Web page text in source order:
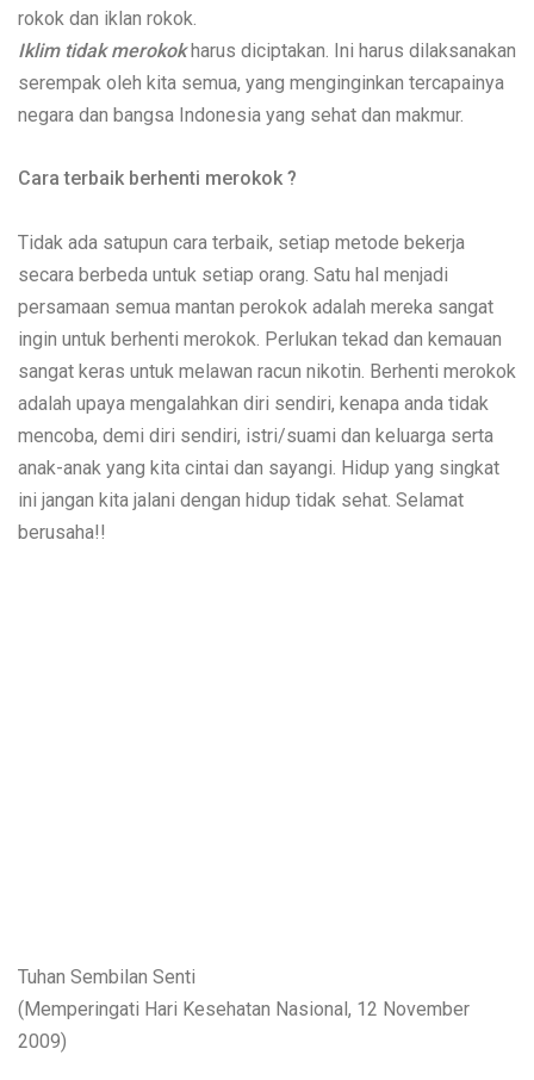
rokok dan iklan rokok.
Iklim tidak merokokharus diciptakan. Ini harus dilaksanakan
serempak oleh kita semua, yang menginginkan tercapainya
negara dan bangsa Indonesia yang sehat dan makmur.
Cara terbaik berhenti merokok ?
Tidak ada satupun cara terbaik, setiap metode bekerja
secara berbeda untuk setiap orang. Satu hal menjadi
persamaan semua mantan perokok adalah mereka sangat
ingin untuk berhenti merokok. Perlukan tekad dan kemauan
sangat keras untuk melawan racun nikotin. Berhenti merokok
adalah upaya mengalahkan diri sendiri, kenapa anda tidak
mencoba, demi diri sendiri, istri/suami dan keluarga serta
anak-anak yang kita cintai dan sayangi. Hidup yang singkat
ini jangan kita jalani dengan hidup tidak sehat. Selamat
berusaha!!
Tuhan Sembilan Senti
(Memperingati Hari Kesehatan Nasional, 12 November
2009)